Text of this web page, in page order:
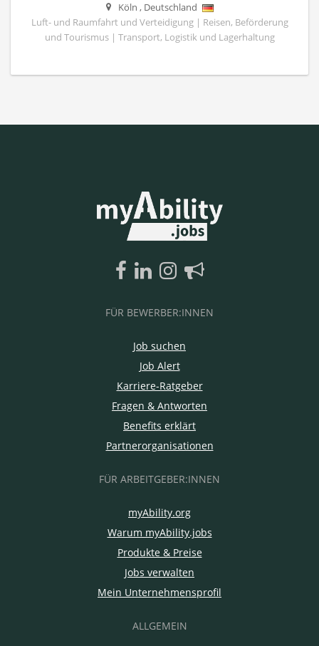
Köln , Deutschland
Luft- und Raumfahrt und Verteidigung | Reisen, Beförderung
und Tourismus | Transport, Logistik und Lagerhaltung
FÜR BEWERBER:INNEN
Job suchen
Job Alert
Karriere-Ratgeber
Fragen & Antworten
Benefits erklärt
Partnerorganisationen
FÜR ARBEITGEBER:INNEN
myAbility.org
Warum myAbility.jobs
Produkte & Preise
Jobs verwalten
Mein Unternehmensprofil
ALLGEMEIN